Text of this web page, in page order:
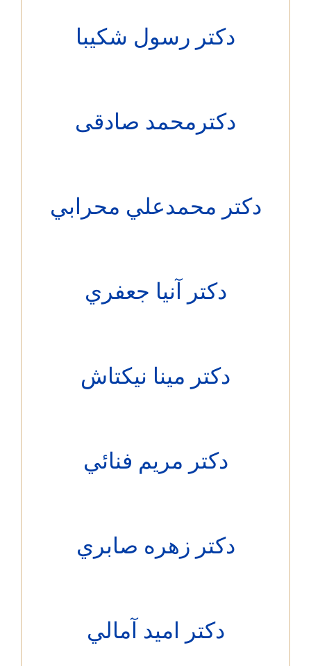
دکتر رسول شكيبا
دکترمحمد صادقی
محمدعلي محرابي
دکتر آنيا جعفري
دکتر مينا نيكتاش
دکتر مريم فنائي
دکتر زهره صابري
دکتر اميد آمالي